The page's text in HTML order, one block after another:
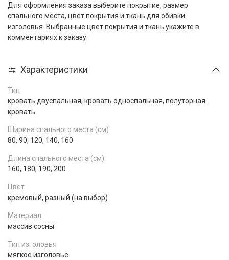
Для оформления заказа выберите покрытие, размер
спального места, цвет покрытия и ткань для обивки
изголовья. Выбранные цвет покрытия и ткань укажите в
комментариях к заказу.
Характеристики
Тип
кровать двуспальная, кровать односпальная, полуторная
кровать
Ширина спального места (см)
80, 90, 120, 140, 160
Длина спального места (см)
160, 180, 190, 200
Цвет
кремовый, разный (на выбор)
Материал
массив сосны
Тип изголовья
мягкое изголовье